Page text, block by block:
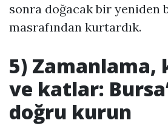
sonra doğacak bir yeniden
masrafından kurtardık.
5) Zamanlama,
ve katlar:
doğru kurun